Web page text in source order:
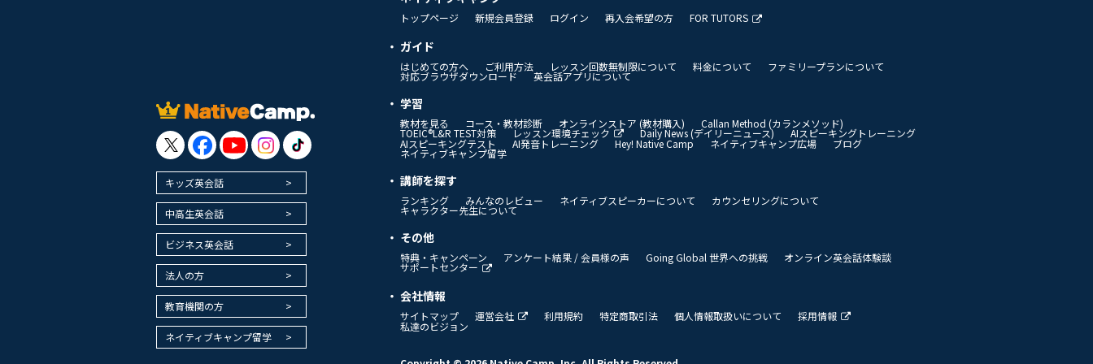
キッズ英会話
中高生英会話
ビジネス英会話
法人の方
教育機関の方
ネイティブキャンプ留学
トップページ 新規会員登録 ログイン 再入会希望の方 FOR TUTORS
ガイド
はじめての方へ ご利用方法 レッスン回数無制限について 料金について ファミリープランについて
対応ブラウザダウンロード 英会話アプリについて
学習
教材を見る コース・教材診断 オンラインストア (教材購入) Callan Method (カランメソッド)
TOEIC®L&R TEST対策 レッスン環境チェック Daily News (デイリーニュース)
AIスピーキングトレーニング
AIスピーキングテスト
AI発音トレーニング Hey! Native Camp ネイティブキャンプ広場 ブログ
ネイティブキャンプ留学
講師を探す
ランキング みんなのレビュー ネイティブスピーカーについて カウンセリングについて
キャラクター先生について
その他
特典・キャンペーン アンケート結果 / 会員様の声 Going Global 世界への挑戦 オンライン英会話体験談
サポートセンター
会社情報
サイトマップ 運営会社 利用規約 特定商取引法 個人情報取扱いについて 採用情報
私達のビジョン